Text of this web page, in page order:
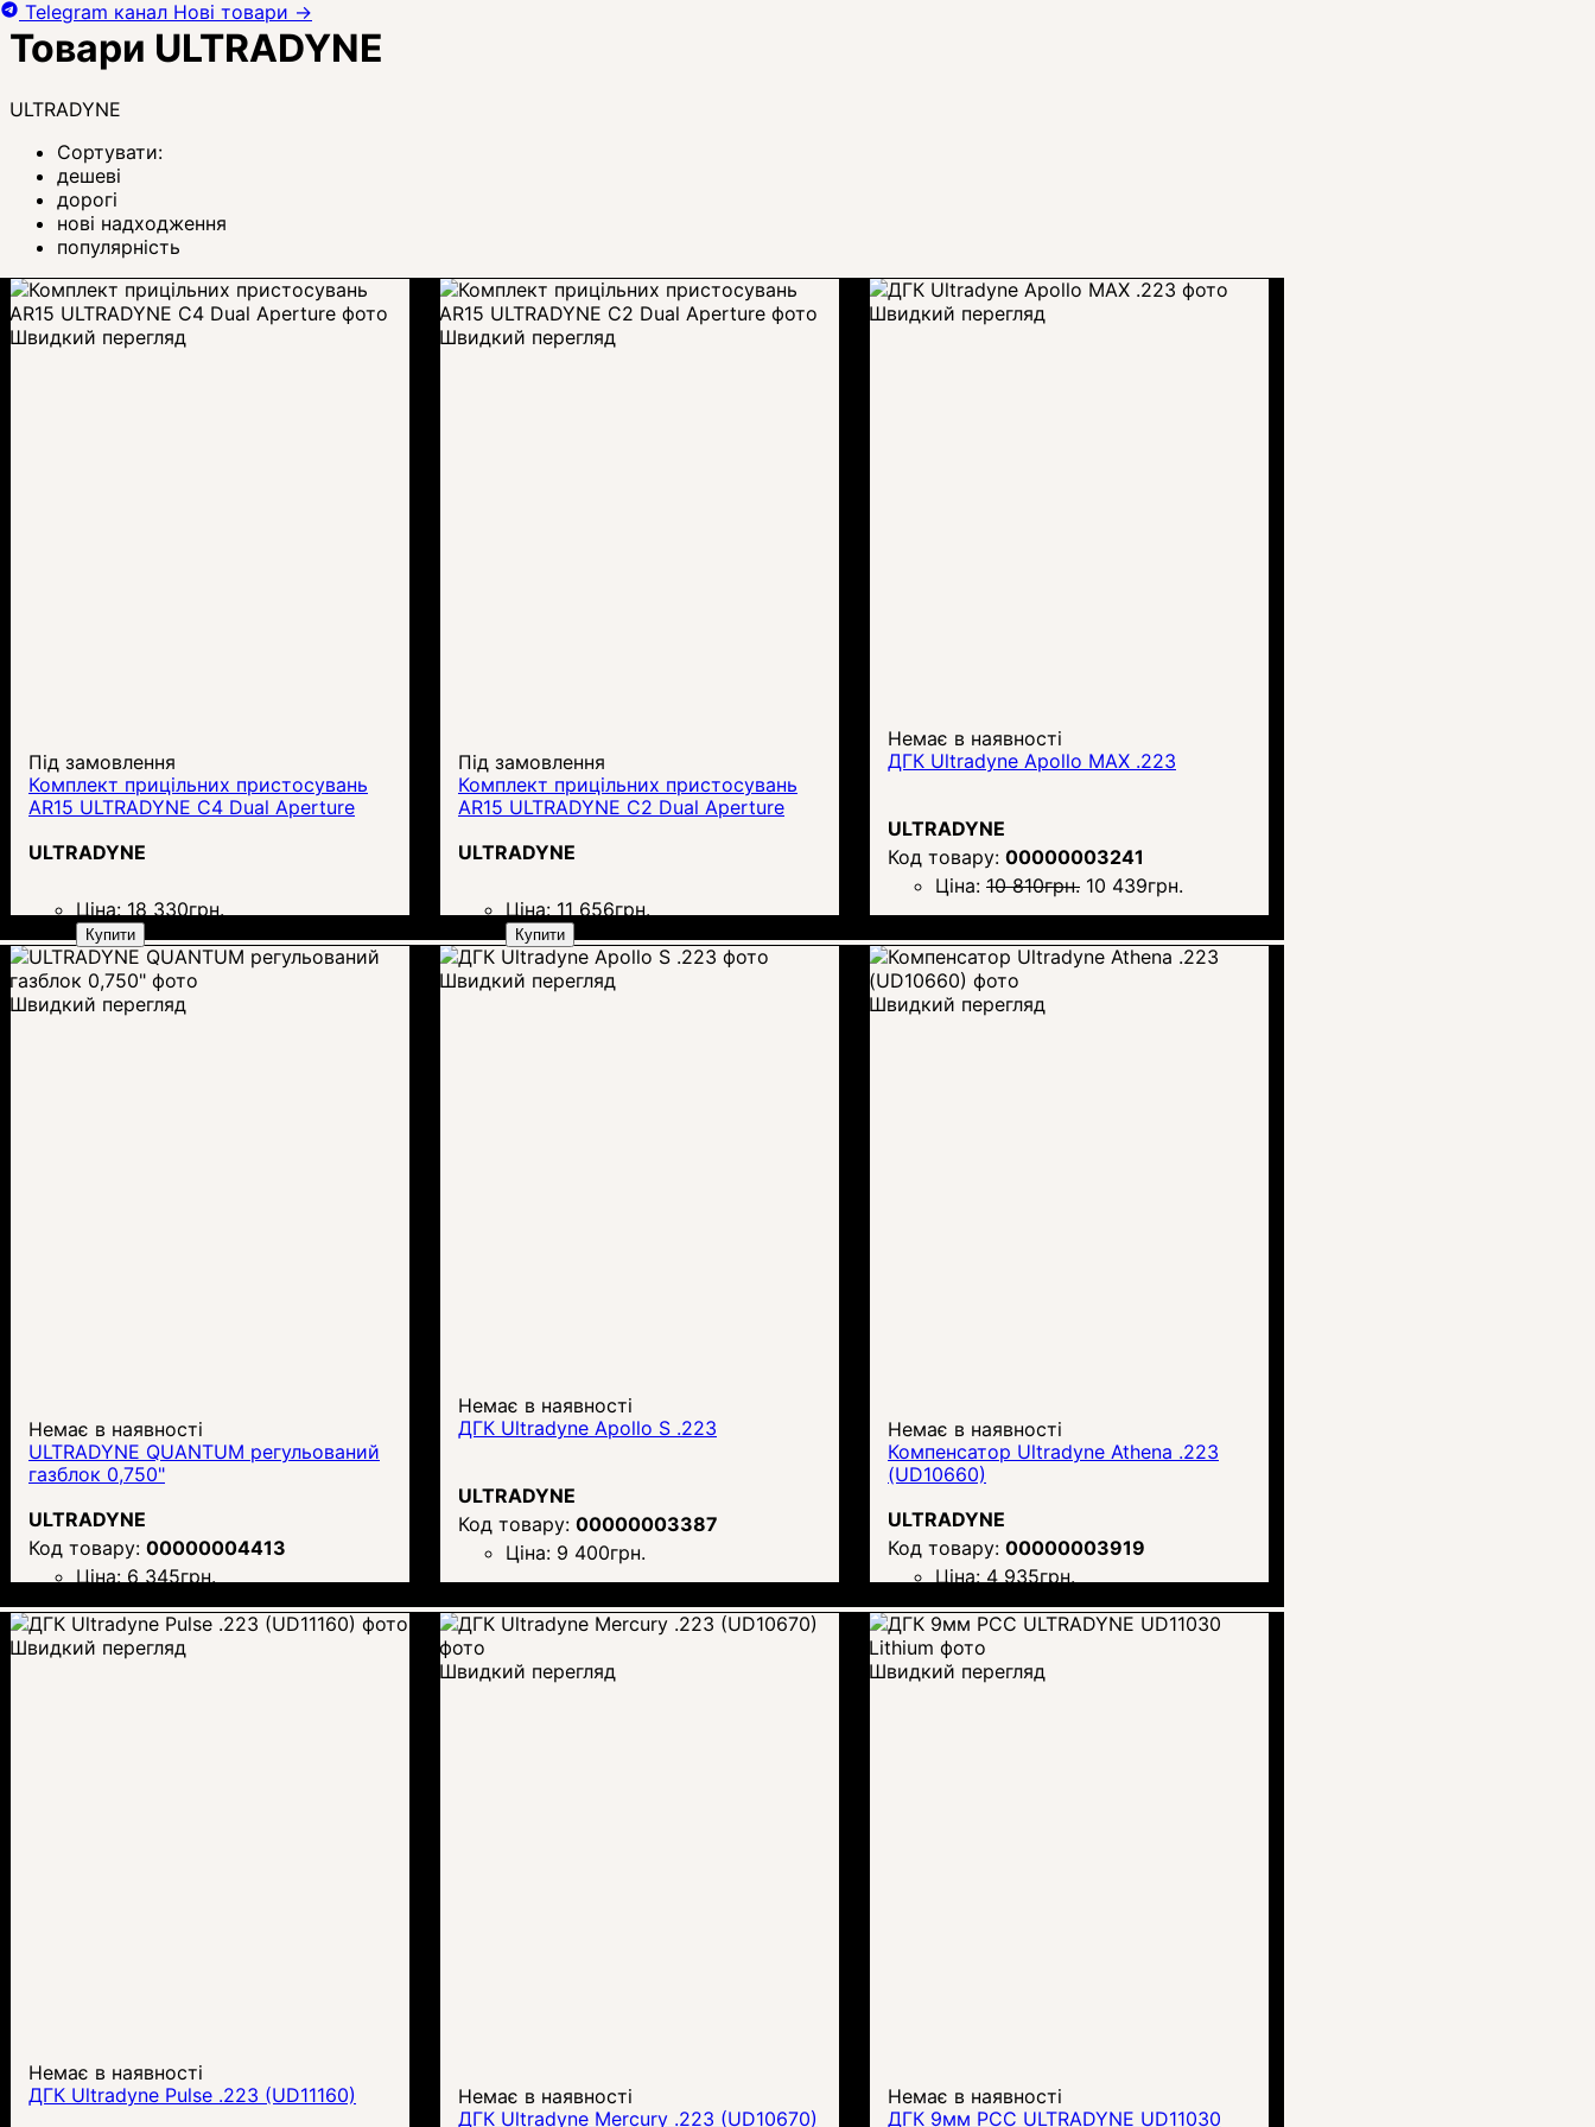
Товари ULTRADYNE
ULTRADYNE
Сортувати:
дешеві
дорогі
нові надходження
популярність
Швидкий перегляд
Під замовлення
Комплект прицільних пристосувань
AR15 ULTRADYNE C4 Dual Aperture
ULTRADYNE
Ціна: 18 330грн.
Купити
Швидкий перегляд
Під замовлення
Комплект прицільних пристосувань
AR15 ULTRADYNE C2 Dual Aperture
ULTRADYNE
Ціна: 11 656грн.
Купити
Швидкий перегляд
Немає в наявності
ДГК Ultradyne Apollo MAX .223
ULTRADYNE
00000003241
Ціна: 10 810грн. 10 439грн.
Швидкий перегляд
Немає в наявності
ULTRADYNE QUANTUM регульований
газблок 0,750"
ULTRADYNE
00000004413
Ціна: 6 345грн.
Швидкий перегляд
Немає в наявності
ДГК Ultradyne Apollo S .223
ULTRADYNE
00000003387
Ціна: 9 400грн.
Швидкий перегляд
Немає в наявності
Компенсатор Ultradyne Athena .223
(UD10660)
ULTRADYNE
00000003919
Ціна: 4 935грн.
Швидкий перегляд
Немає в наявності
ДГК Ultradyne Pulse .223 (UD11160)
Швидкий перегляд
Немає в наявності
ДГК Ultradyne Mercury .223 (UD10670)
Швидкий перегляд
Немає в наявності
ДГК 9мм PCC ULTRADYNE UD11030
Telegram канал Нові товари →